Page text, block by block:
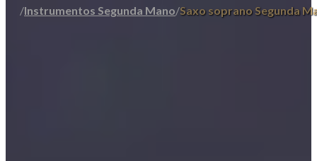
/Instrumentos Segunda Mano/Saxo soprano Segunda